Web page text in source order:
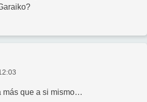
más que a si mismo…